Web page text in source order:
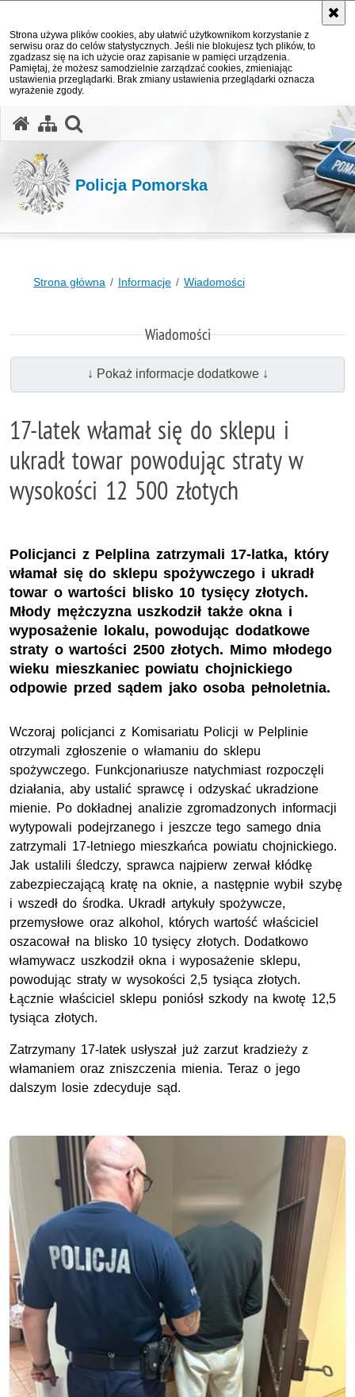
Strona używa plików cookies, aby ułatwić użytkownikom korzystanie z
serwisu oraz do celów statystycznych. Jeśli nie blokujesz tych plików, to
zgadzasz się na ich użycie oraz zapisanie w pamięci urządzenia.
Pamiętaj, że możesz samodzielnie zarządzać cookies, zmieniając
ustawienia przeglądarki. Brak zmiany ustawienia przeglądarki oznacza
wyrażenie zgody.
Policja Pomorska
Strona główna Informacje Wiadomości
Wiadomości
↓ Pokaż informacje dodatkowe ↓
17-latek włamał się do sklepu i
ukradł towar powodując straty w
wysokości 12 500 złotych
Policjanci z Pelplina zatrzymali 17-latka, który
włamał się do sklepu spożywczego i ukradł
towar o wartości blisko 10 tysięcy złotych.
Młody mężczyzna uszkodził także okna i
wyposażenie lokalu, powodując dodatkowe
straty o wartości 2500 złotych. Mimo młodego
wieku mieszkaniec powiatu chojnickiego
odpowie przed sądem jako osoba pełnoletnia.
Wczoraj policjanci z Komisariatu Policji w Pelplinie
otrzymali zgłoszenie o włamaniu do sklepu
spożywczego. Funkcjonariusze natychmiast rozpoczęli
działania, aby ustalić sprawcę i odzyskać ukradzione
mienie. Po dokładnej analizie zgromadzonych informacji
wytypowali podejrzanego i jeszcze tego samego dnia
zatrzymali 17-letniego mieszkańca powiatu chojnickiego.
Jak ustalili śledczy, sprawca najpierw zerwał kłódkę
zabezpieczającą kratę na oknie, a następnie wybił szybę
i wszedł do środka. Ukradł artykuły spożywcze,
przemysłowe oraz alkohol, których wartość właściciel
oszacował na blisko 10 tysięcy złotych. Dodatkowo
włamywacz uszkodził okna i wyposażenie sklepu,
powodując straty w wysokości 2,5 tysiąca złotych.
Łącznie właściciel sklepu poniósł szkody na kwotę 12,5
tysiąca złotych.
Zatrzymany 17-latek usłyszał już zarzut kradzieży z
włamaniem oraz zniszczenia mienia. Teraz o jego
dalszym losie zdecyduje sąd.